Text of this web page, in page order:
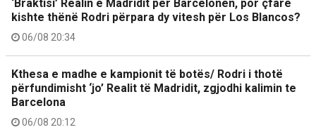
‘Braktisi’ Realin e Madridit për Barcelonën, por çfarë
kishte thënë Rodri përpara dy vitesh për Los Blancos?
06/08 20:34
Kthesa e madhe e kampionit të botës/ Rodri i thotë
përfundimisht ‘jo’ Realit të Madridit, zgjodhi kalimin te
Barcelona
06/08 20:12